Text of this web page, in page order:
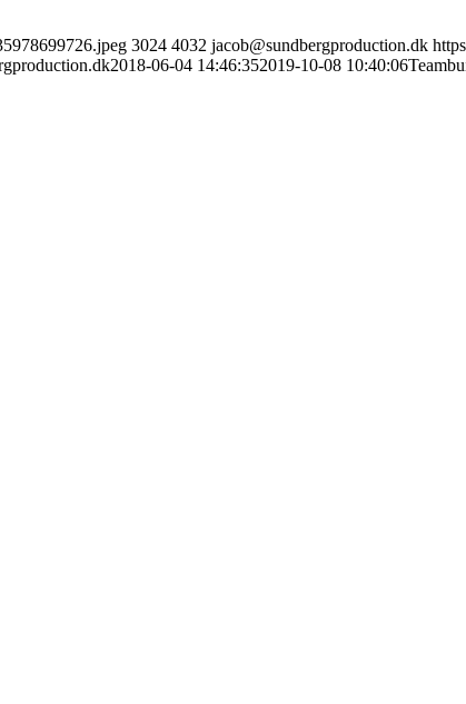
3024 4032 jacob@sundbergproduction.dk
2018-06-04 14:46:352019-10-08 10:40:06